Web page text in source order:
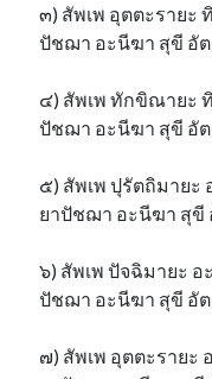
๓) สัพเพ อุตตะรายะ
ปัชฌา อะนีฆา สุขี อั
๔) สัพเพ ทักขิณายะ
ปัชฌา อะนีฆา สุขี อั
๕) สัพเพ ปุรัตถิมายะ
ยาปัชฌา อะนีฆา สุขี
๖) สัพเพ ปัจฉิมายะ อ
ปัชฌา อะนีฆา สุขี อั
๗) สัพเพ อุตตะรายะ